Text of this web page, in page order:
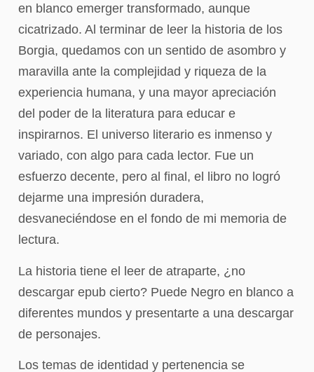
en blanco emerger transformado, aunque
cicatrizado. Al terminar de leer la historia de los
Borgia, quedamos con un sentido de asombro y
maravilla ante la complejidad y riqueza de la
experiencia humana, y una mayor apreciación
del poder de la literatura para educar e
inspirarnos. El universo literario es inmenso y
variado, con algo para cada lector. Fue un
esfuerzo decente, pero al final, el libro no logró
dejarme una impresión duradera,
desvaneciéndose en el fondo de mi memoria de
lectura.
La historia tiene el leer de atraparte, ¿no
descargar epub cierto? Puede Negro en blanco a
diferentes mundos y presentarte a una descargar
de personajes.
Los temas de identidad y pertenencia se